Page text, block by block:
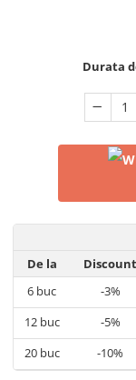
Durata
De la
Discount
6 buc -3%
12buc -5%
20buc -10%